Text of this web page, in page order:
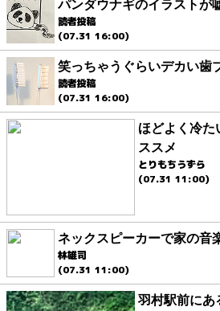
パンダウナギのイラストが
読者投稿
(07.31 16:00)
笑っちゃうぐらいデカい歯
読者投稿
(07.31 16:00)
ほどよく冷た
ススメ
とりもちうずら
(07.31 11:00)
ネックスピーカーで家の音
林雄司
(07.31 11:00)
羽村駅前にあ